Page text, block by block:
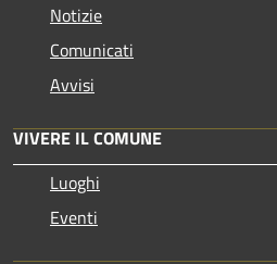
Notizie
Comunicati
Avvisi
VIVERE IL COMUNE
Luoghi
Eventi